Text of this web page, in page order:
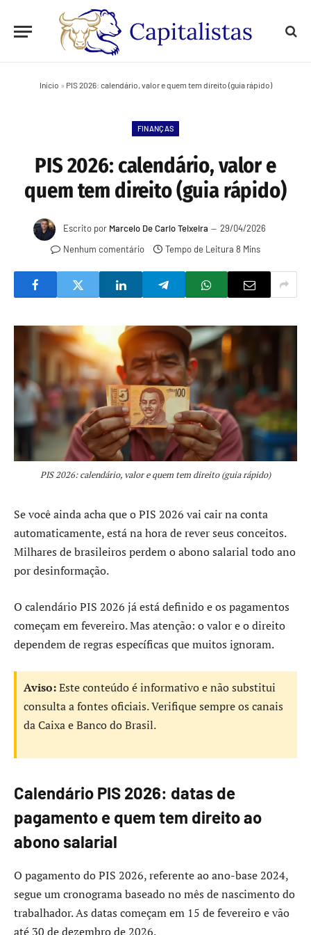
Início » PIS 2026: calendário, valor e quem tem direito (guia rápido)
FINANÇAS
PIS 2026: calendário, valor e
quem tem direito (guia rápido)
Escrito por Marcelo De Carlo Teixeira
29/04/2026
Nenhum comentário
Tempo de Leitura 8 Mins
PIS 2026: calendário, valor e quem tem direito (guia rápido)
Se você ainda acha que o PIS 2026 vai cair na conta
automaticamente, está na hora de rever seus conceitos.
Milhares de brasileiros perdem o abono salarial todo ano
por desinformação.
O calendário PIS 2026 já está definido e os pagamentos
começam em fevereiro. Mas atenção: o valor e o direito
dependem de regras específicas que muitos ignoram.
Aviso:Este conteúdo é informativo e não substitui
consulta a fontes oficiais. Verifique sempre os canais
da Caixa e Banco do Brasil.
Calendário PIS 2026: datas de
pagamento e quem tem direito ao
abono salarial
O pagamento do PIS 2026, referente ao ano-base 2024,
segue um cronograma baseado no mês de nascimento do
trabalhador. As datas começam em 15 de fevereiro e vão
até 30 de dezembro de 2026.